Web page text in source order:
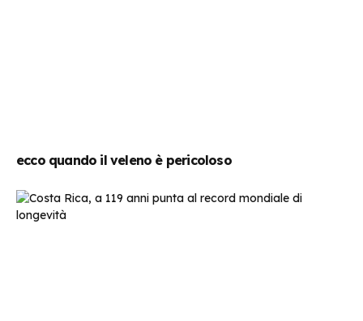
ecco quando il veleno è pericoloso